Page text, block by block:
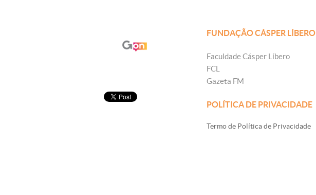
FUNDAÇÃO CÁSPER LÍBERO
Faculdade Cásper Líbero
FCL
Gazeta FM
POLÍTICA DE PRIVACIDADE
Termo de Política de Privacidade